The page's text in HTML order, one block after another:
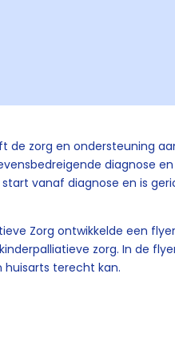
de zorg en ondersteuning
diagnose
vanaf diagnose en is
Zorg ontwikkelde een
zorg. In de
terecht kan.